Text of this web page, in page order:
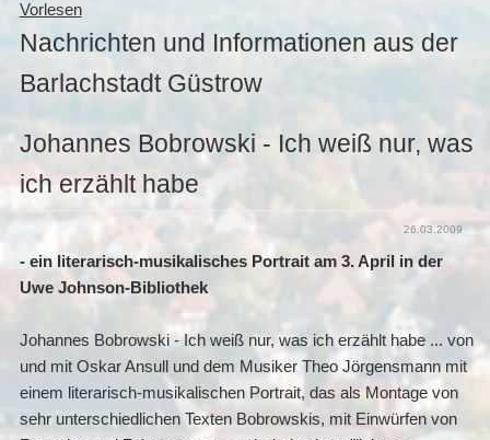
Vorlesen
Nachrichten und Informationen aus der
Barlachstadt Güstrow
Johannes Bobrowski - Ich weiß nur, was
ich erzählt habe
26.03.2009
- ein literarisch-musikalisches Portrait am 3. April in der
Uwe Johnson-Bibliothek
Johannes Bobrowski - Ich weiß nur, was ich erzählt habe ... von
und mit Oskar Ansull und dem Musiker Theo Jörgensmann mit
einem literarisch-musikalischen Portrait, das als Montage von
sehr unterschiedlichen Texten Bobrowskis, mit Einwürfen von